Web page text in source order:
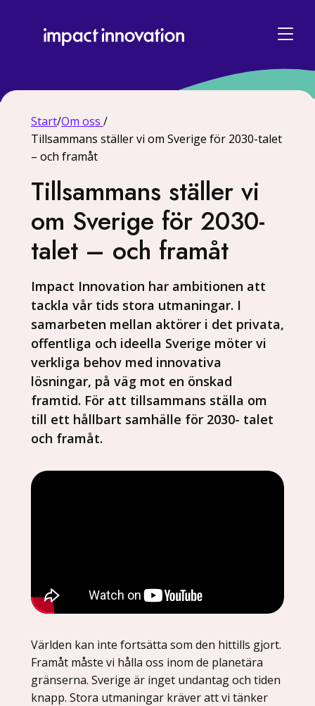
Start/Om oss /
Tillsammans ställer vi om Sverige för 2030-talet
– och framåt
Tillsammans ställer vi
om Sverige för 2030-
talet – och framåt
Impact Innovation har ambitionen att
tackla vår tids stora utmaningar. I
samarbeten mellan aktörer i det privata,
offentliga och ideella Sverige möter vi
verkliga behov med innovativa
lösningar, på väg mot en önskad
framtid. För att tillsammans ställa om
till ett hållbart samhälle för 2030- talet
och framåt.
Världen kan inte fortsätta som den hittills gjort.
Framåt måste vi hålla oss inom de planetära
gränserna. Sverige är inget undantag och tiden
knapp. Stora utmaningar kräver att vi tänker